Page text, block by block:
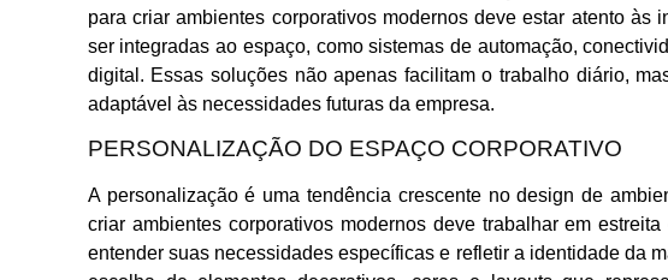
para criar ambientes corporativos modernos deve estar atento às
ser integradas ao espaço, como sistemas de automação,
digital. Essas soluções não apenas facilitam o trabalho diário,
adaptável às necessidades futuras da empresa.
PERSONALIZAÇÃO DO ESPAÇO CORPORATIVO
A personalização é uma tendência crescente no design de
criar ambientes corporativos modernos deve trabalhar em
entender suas necessidades específicas e refletir a identidade da